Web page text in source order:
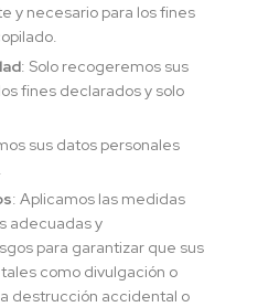
y necesario para los fines
: Solo recogeremos sus
fines declarados y solo
sus datos personales
: Aplicamos las medidas
adecuadas y
para garantizar que sus
como divulgación o
destrucción accidental o